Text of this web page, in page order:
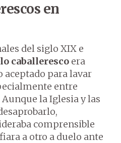
en
del siglo XIX e
caballeresco era
para lavar
entre
la Iglesia y las
comprensible
a otro a duelo ante